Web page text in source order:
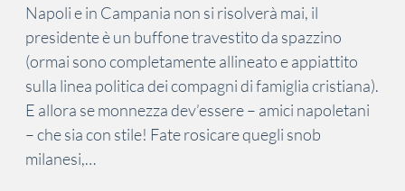
Napoli e in Campania non si risolverà mai, il
presidente è un buffone travestito da spazzino
(ormai sono completamente allineato e appiattito
sulla linea politica dei compagni di famiglia cristiana).
E allora se monnezza dev’essere – amici napoletani
– che sia con stile! Fate rosicare quegli snob
milanesi,…